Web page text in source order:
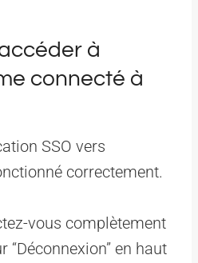
à
connecté à
SSO vers
correctement.
vous complètement
“Déconnexion” en haut